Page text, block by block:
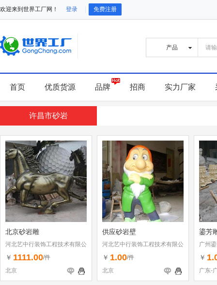
欢迎来到世界工厂网！ 登录 免费注册
首页 优质货源 品牌 招商 实力厂家
许昌市砂岩
北京砂岩雕
河北艺中行装饰工程技术有限公
司
￥ 1111.00/件
北京
供应砂岩壁
河北艺中行装饰工程技术有限公
司
￥ 1.00/件
北京
鎏芳
广州
￥
广东-